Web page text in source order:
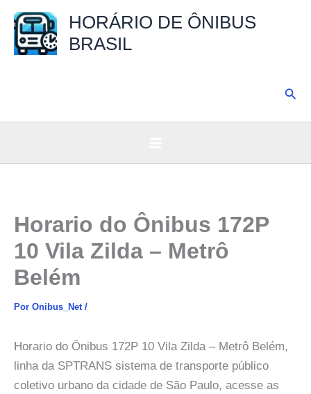
para
HORÁRIO DE ÔNIBUS
BRASIL
Horario do Ônibus 172P
10 Vila Zilda – Metrô
Belém
Por Onibus_Net /
Horario do Ônibus 172P 10 Vila Zilda – Metrô Belém,
linha da SPTRANS sistema de transporte público
coletivo urbano da cidade de São Paulo, acesse as